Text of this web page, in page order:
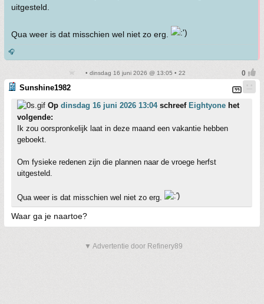
uitgesteld.
Qua weer is dat misschien wel niet zo erg.
🎧
• dinsdag 16 juni 2026 @ 13:05 • 22
Sunshine1982
Op dinsdag 16 juni 2026 13:04schreef Eightyone het
volgende:
Ik zou oorspronkelijk laat in deze maand een vakantie hebben
geboekt.
Om fysieke redenen zijn die plannen naar de vroege herfst
uitgesteld.
Qua weer is dat misschien wel niet zo erg.
Waar ga je naartoe?
▼ Advertentie door Refinery89